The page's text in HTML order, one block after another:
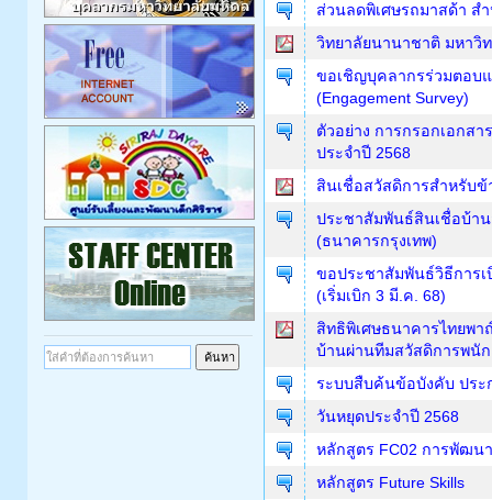
ส่วนลดพิเศษรถมาสด้า ส
วิทยาลัยนานาชาติ มหาวิ
ขอเชิญบุคลากรร่วมตอบ
(Engagement Survey)
ตัวอย่าง การกรอกเอกส
ประจำปี 2568
สินเชื่อสวัสดิการสำหรับ
ประชาสัมพันธ์สินเชื่อบ้า
(ธนาคารกรุงเทพ)
ขอประชาสัมพันธ์วิธีการเ
(เริ่มเบิก 3 มี.ค. 68)
สิทธิพิเศษธนาคารไทยพ
บ้านผ่านทีมสวัสดิการพนั
ระบบสืบค้นข้อบังคับ ประ
วันหยุดประจำปี 2568
หลักสูตร FC02 การพัฒน
หลักสูตร Future Skills